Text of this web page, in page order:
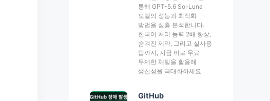
통해 GPT-5.6 Sol·Luna
모델의 성능과 최적화
방법을 심층 분석합니다.
한국어 처리 능력 2배 향상,
숨겨진 제약, 그리고 실사용
팁까지, 지금 바로 무료
무제한 채팅을 활용해
생산성을 극대화하세요.
GitHub